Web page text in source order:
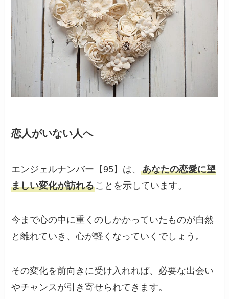
恋人がいない人へ
エンジェルナンバー【95】は、あなたの恋愛に望
ましい変化が訪れることを示しています。
今まで心の中に重くのしかかっていたものが自然
と離れていき、心が軽くなっていくでしょう。
その変化を前向きに受け入れれば、必要な出会い
やチャンスが引き寄せられてきます。